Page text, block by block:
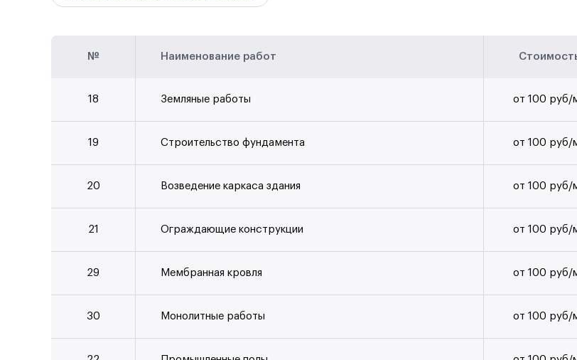
быстровозводимых офисных
Монтаж стеновых сэндвич панелей
№ Наименование работ
18 Земляные работы от 100 руб/
19 Строительство фундамента от 100 руб/
20 Возведение каркаса здания от 100 руб/
21 Ограждающие конструкции от 100 руб/
29 Мембранная кровля от 100 руб/
30 Монолитные работы от 100 руб/